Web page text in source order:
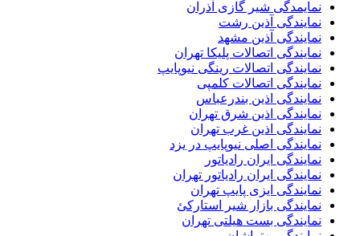
نمایمدگی شیر گازی آذران
نمایندگی آذین رشت
نمایندگی آذین مشهد
نمایندگی اتصالات پلیکا تهران
نمایندگی اتصالات رینگی نیوپایپ
نمایندگی اتصالات کلمپی
نمایندگی اذین بندرعباس
نمایندگی اذین شرق تهران
نمایندگی اذین غرب تهران
نمایندگی اصلی نیوپایپ در یزد
نمایندگی ایران رادیاتور
نمایندگی ایران رادیاتور تهران
نمایندگی ایزی پایپ تهران
نمایندگی بازار شیر استارکئ
نمایندگی بست هیلتی تهران